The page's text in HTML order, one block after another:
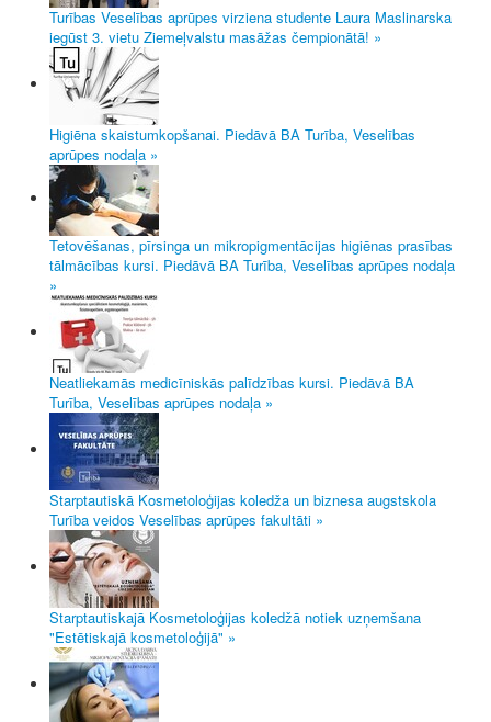
Turības Veselības aprūpes virziena studente Laura Maslinarska
iegūst 3. vietu Ziemeļvalstu masāžas čempionātā! »
Higiēna skaistumkopšanai. Piedāvā BA Turība, Veselības
aprūpes nodaļa »
Tetovēšanas, pīrsinga un mikropigmentācijas higiēnas prasības
tālmācības kursi. Piedāvā BA Turība, Veselības aprūpes nodaļa
»
Neatliekamās medicīniskās palīdzības kursi. Piedāvā BA
Turība, Veselības aprūpes nodaļa »
Starptautiskā Kosmetoloģijas koledža un biznesa augstskola
Turība veidos Veselības aprūpes fakultāti »
Starptautiskajā Kosmetoloģijas koledžā notiek uzņemšana
"Estētiskajā kosmetoloģijā" »